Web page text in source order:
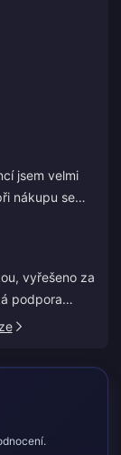
jsem velmi
nákupu se
vyřešeno za
podpora